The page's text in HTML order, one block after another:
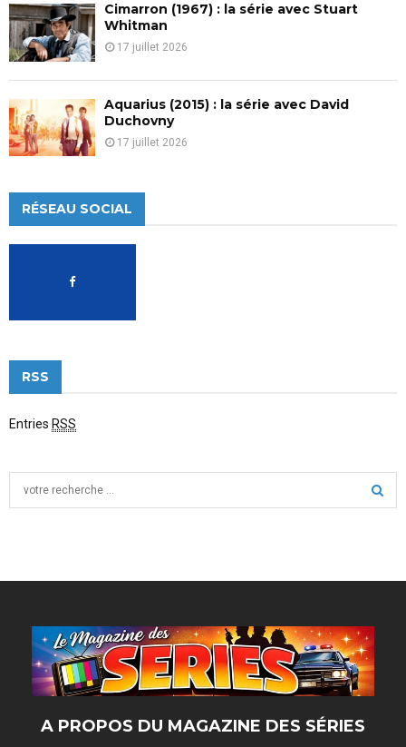
Cimarron (1967) : la série avec Stuart
Whitman
17 juillet 2026
Aquarius (2015) : la série avec David
Duchovny
17 juillet 2026
RÉSEAU SOCIAL
RSS
Entries RSS
C
A PROPOS DU MAGAZINE DES SÉRIES